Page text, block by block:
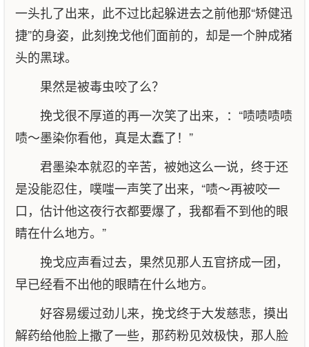
一头扎了出来，此不过比起躲进去之前他那“矫健迅
捷”的身姿，此刻挽戈他们面前的，却是一个肿成猪
头的黑球。
果然是被毒虫咬了么？
挽戈很不厚道的再一次笑了出来，：“啧啧啧啧
啧～墨染你看他，真是太蠢了！”
君墨染本就忍的辛苦，被她这么一说，终于还
是没能忍住，噗嗤一声笑了出来，“啧～再被咬一
口，估计他这夜行衣都要爆了，我都看不到他的眼
睛在什么地方。”
挽戈应声看过去，果然见那人五官挤成一团，
早已经看不出他的眼睛在什么地方。
好容易缓过劲儿来，挽戈终于大发慈悲，摸出
解药给他脸上撒了一些，那药粉见效极快，那人脸